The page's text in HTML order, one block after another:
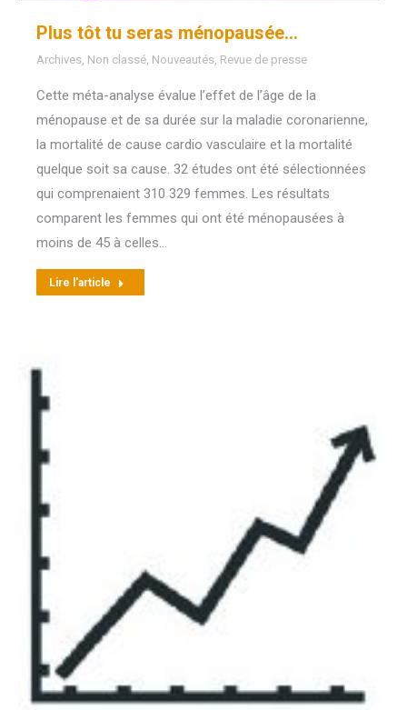
Plus tôt tu seras ménopausée…
Archives Non classé Nouveautés Revue de presse
Cette méta-analyse évalue l’effet de l’âge de la
ménopause et de sa durée sur la maladie coronarienne,
la mortalité de cause cardio vasculaire et la mortalité
quelque soit sa cause. 32 études ont été sélectionnées
qui comprenaient 310 329 femmes. Les résultats
comparent les femmes qui ont été ménopausées à
moins de 45 à celles…
Lire l'article